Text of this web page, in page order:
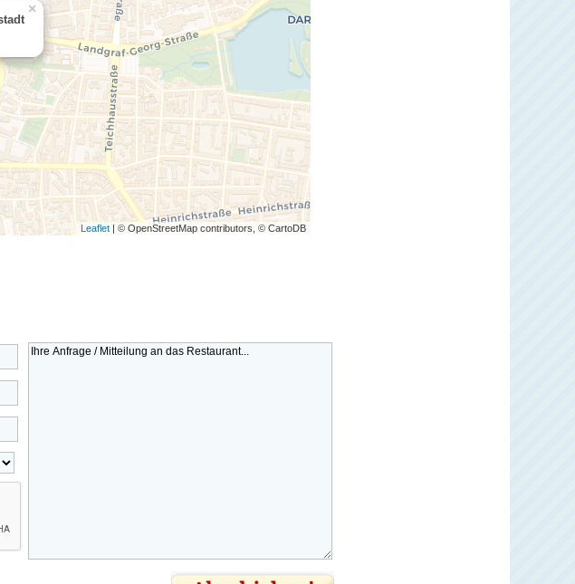
×
Leaflet | © OpenStreetMap contributors, © CartoDB